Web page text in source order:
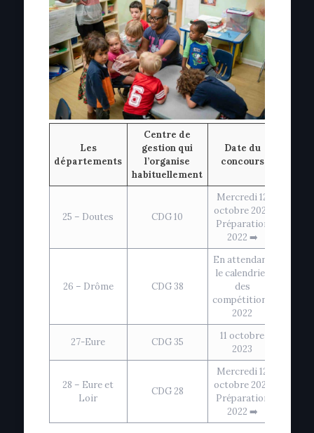
Les
départements
Centre de
gestion qui
l’organise
habituellement
Date du
concours
25 – Doutes CDG 10
Mercredi 12
octobre 2022
Préparation
2022 ➡️
26 – Drôme CDG 38
En attendant
le calendrier
des
compétitions
2022
27-Eure CDG 35
11 octobre
2023
28 – Eure et
Loir
CDG 28
Mercredi 12
octobre 2022
Préparation
2022 ➡️